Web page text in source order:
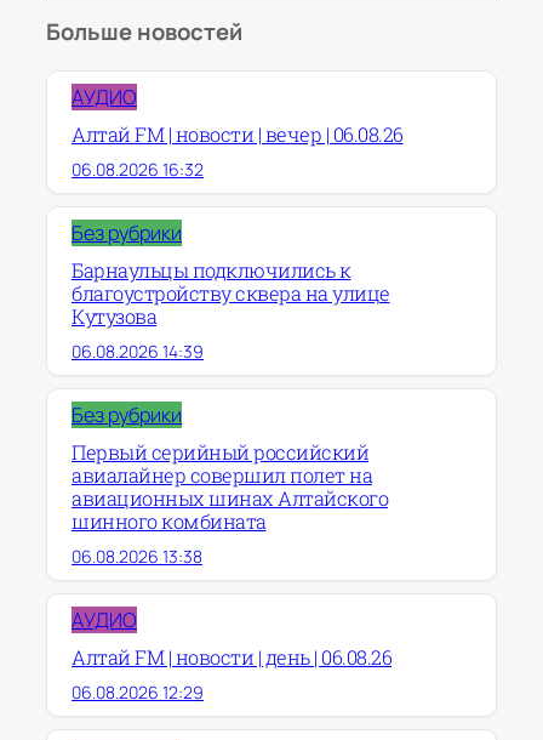
Больше новостей
АУДИО
Алтай FM | новости | вечер | 06.08.26
06.08.2026 16:32
Без рубрики
Барнаульцы подключились к
благоустройству сквера на улице
Кутузова
06.08.2026 14:39
Без рубрики
Первый серийный российский
авиалайнер совершил полет на
авиационных шинах Алтайского
шинного комбината
06.08.2026 13:38
АУДИО
Алтай FM | новости | день | 06.08.26
06.08.2026 12:29